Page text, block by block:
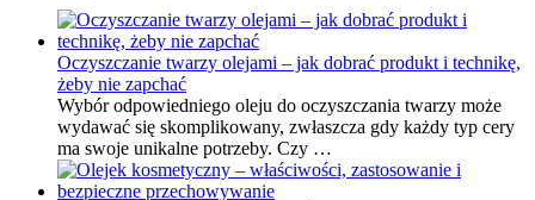
Oczyszczanie twarzy olejami – jak dobrać produkt i technikę,
żeby nie zapchać
Wybór odpowiedniego oleju do oczyszczania twarzy może
wydawać się skomplikowany, zwłaszcza gdy każdy typ cery
ma swoje unikalne potrzeby. Czy …